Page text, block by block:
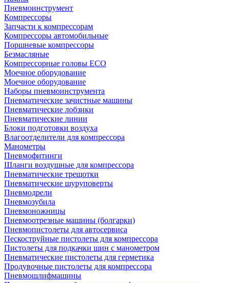
Пневмоинструмент
Компрессоры
Запчасти к компрессорам
Компрессоры автомобильные
Поршневые компрессоры
Безмасляные
Компрессорные головы ECO
Моечное оборудование
Моечное оборудование
Наборы пневмоинструмента
Пневматические зачистные машины
Пневматические лобзики
Пневматические линии
Блоки подготовки воздуха
Влагоотделители для компрессора
Манометры
Пневмофитинги
Шланги воздушные для компрессора
Пневматические трещотки
Пневматические шуруповерты
Пневмодрели
Пневмозубила
Пневмоножницы
Пневмоотрезные машины (болгарки)
Пневмопистолеты для автосервиса
Пескоструйные пистолеты для компрессора
Пистолеты для подкачки шин с манометром
Пневматические пистолеты для герметика
Продувочные пистолеты для компрессора
Пневмошлифмашины